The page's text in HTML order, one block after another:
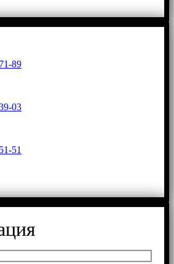
89
03
51